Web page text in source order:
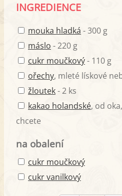
INGREDIENCE
mouka hladká - 300 g
máslo - 220 g
cukr moučkový- 110 g
ořechy, mleté lískové
žloutek- 2 ks
kakao holandské, od
chcete
na obalení
cukr moučkový
cukr vanilkový